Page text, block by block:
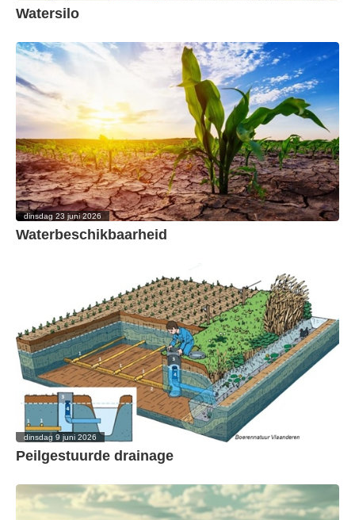
Watersilo
dinsdag 23 juni 2026
Waterbeschikbaarheid
dinsdag 9 juni 2026
Peilgestuurde drainage